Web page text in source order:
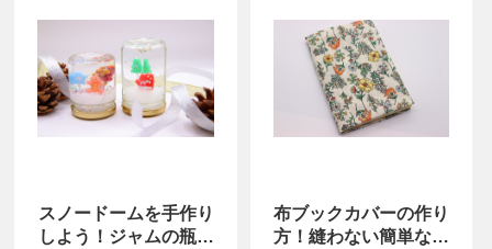
スノードームを手作り
しよう！ジャムの瓶な
布ブックカバーの作り
方！縫わない簡単な手